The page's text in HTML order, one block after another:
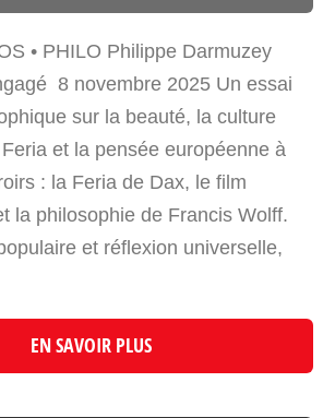
• PHILO Philippe Darmuzey
8 novembre 2025 Un essai
sur la beauté, la culture
et la pensée européenne à
: la Feria de Dax, le film
la philosophie de Francis Wolff.
et réflexion universelle,
EN SAVOIR PLUS